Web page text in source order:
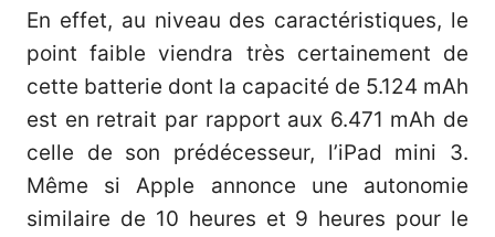
En effet, au niveau des caractéristiques, le
point faible viendra très certainement de
cette batterie dont la capacité de 5.124 mAh
est en retrait par rapport aux 6.471 mAh de
celle de son prédécesseur, l’iPad mini 3.
Même si Apple annonce une autonomie
similaire de 10 heures et 9 heures pour le